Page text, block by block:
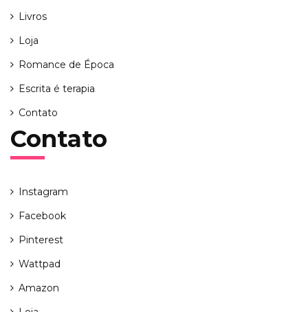
Livros
Loja
Romance de Época
Escrita é terapia
Contato
Contato
Instagram
Facebook
Pinterest
Wattpad
Amazon